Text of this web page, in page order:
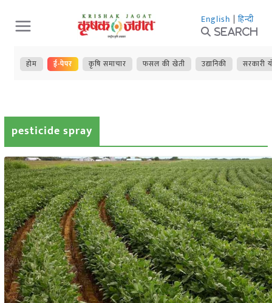
Skip
to
content
English | हिन्दी
Search
होम ई-पेपर कृषि समाचार फसल की खेती उद्यानिकी सरकारी
pesticide spray